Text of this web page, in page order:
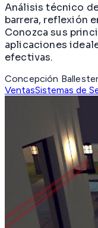
Análisis técnico
barrera, reflexión
Conozca sus
aplicaciones
efectivas.
Concepción
VentasSistemas de